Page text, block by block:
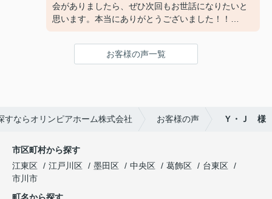
会がありましたら、ぜひ次回もお世話になりたいと
思います。本当にありがとうございました！！
ご丁寧にありがとうございました。
お客様の声一覧
すならオリンピアホーム株式会社 お客様の声 Ｙ・Ｊ 様
市区町村から探す
江東区
江戸川区 墨田区 中央区 葛飾区
台東区
市川市